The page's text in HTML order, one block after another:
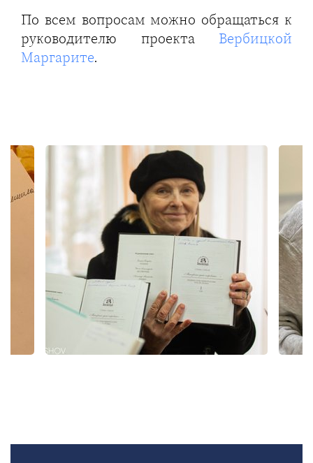
По всем вопросам можно обращаться к
руководителю проекта Вербицкой
Маргарите.